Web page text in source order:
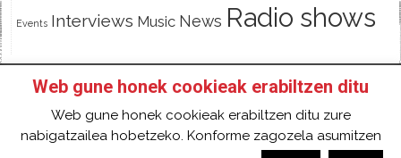
Events Interviews Music News Radio shows
HOME
HAZTE SOCI@ DE 97FM IRRATIA
FACEBOOK
TWITTER CONTACT LOGIN
Web gune honek cookieak erabiltzen ditu
Web gune honek cookieak erabiltzen ditu zure
nabigatzailea hobetzeko. Konforme zagozela asumitzen